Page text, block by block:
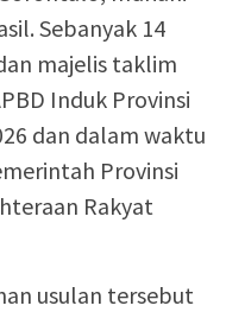
Sebanyak 14
majelis taklim
Induk Provinsi
dan dalam waktu
Provinsi
Rakyat
usulan tersebut